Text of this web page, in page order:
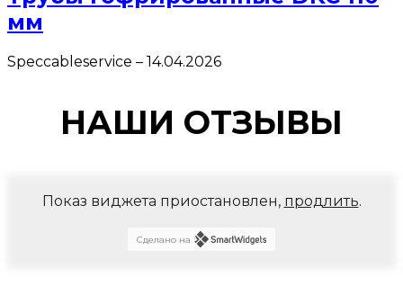
мм
Speccableservice – 14.04.2026
НАШИ ОТЗЫВЫ
Показ виджета приостановлен, продлить.
Сделано на